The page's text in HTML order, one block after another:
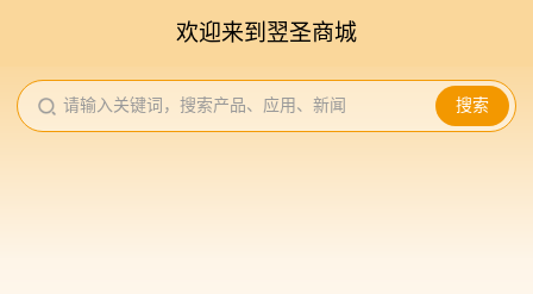
欢迎来到翌圣商城
请输入关键词，搜索产品、应用、新闻 搜索